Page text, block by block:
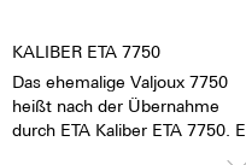
KALIBER ETA 7750
Das ehemalige Valjoux 7750
heißt nach der Übernahme
durch ETA Kaliber ETA 7750. Es